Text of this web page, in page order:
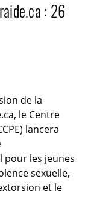
: 26
de la
le Centre
lancera
pour les jeunes
sexuelle,
et le